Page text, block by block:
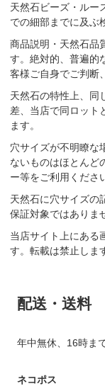
天然石ビーズ・ルー
での細部までに及ぶ
商品説明・天然石品
す。絶対的、普遍的
客様ご自身でご判断
天然石の特性上、同
差、当店で同ロット
ます。
穴サイズが不明瞭な
ないものはほとんど
ー等をご利用くださ
天然石に穴サイズの
保証対象ではありま
当店サイト上にある
す。転載は禁止しま
配送・送料
年中無休、16時ま
ネコポス